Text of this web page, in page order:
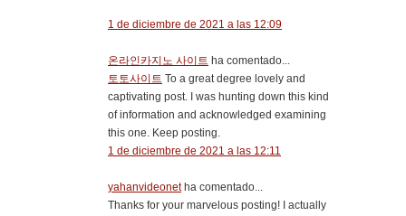
1 de diciembre de 2021 a las 12:09
온라인카지노 사이트 ha comentado...
토토사이트 To a great degree lovely and
captivating post. I was hunting down this kind
of information and acknowledged examining
this one. Keep posting.
1 de diciembre de 2021 a las 12:11
yahanvideonetha comentado...
Thanks for your marvelous posting! I actually